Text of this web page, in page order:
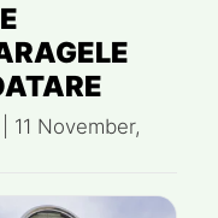
11 November,